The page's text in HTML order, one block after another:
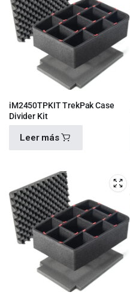
iM2450TPKIT TrekPak Case
Divider Kit
Leer más